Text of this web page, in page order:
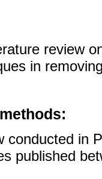
review
in
conducted in
published